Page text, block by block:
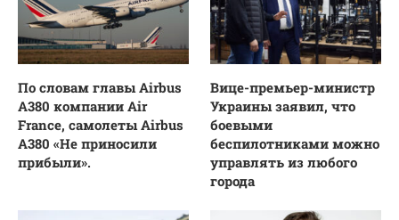
По словам главы Airbus
A380 компании Air
France, самолеты Airbus
A380 «Не приносили
прибыли».
Вице-премьер-министр
Украины заявил, что
боевыми
беспилотниками можно
управлять из любого
города